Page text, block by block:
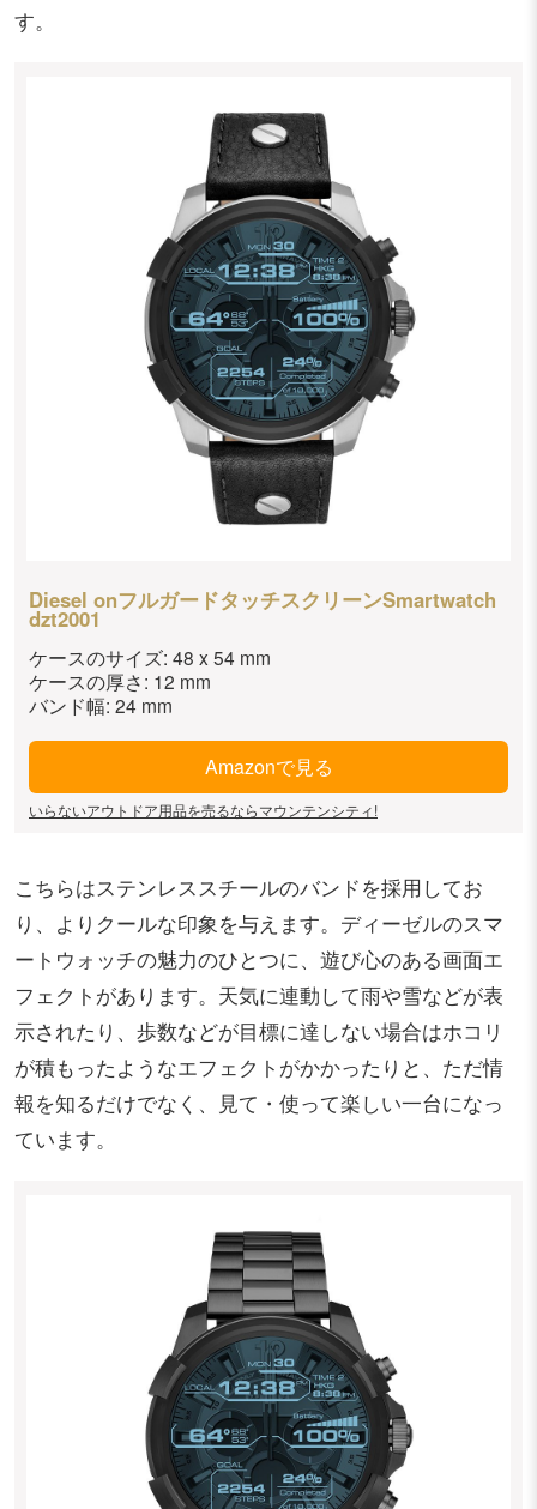
す。
Diesel onフルガードタッチスクリーンSmartwatch
dzt2001
ケースのサイズ: 48 x 54 mm
ケースの厚さ: 12 mm
バンド幅: 24 mm
Amazonで見る
いらないアウトドア用品を売るならマウンテンシティ!
こちらはステンレススチールのバンドを採用してお
り、よりクールな印象を与えます。ディーゼルのスマ
ートウォッチの魅力のひとつに、遊び心のある画面エ
フェクトがあります。天気に連動して雨や雪などが表
示されたり、歩数などが目標に達しない場合はホコリ
が積もったようなエフェクトがかかったりと、ただ情
報を知るだけでなく、見て・使って楽しい一台になっ
ています。